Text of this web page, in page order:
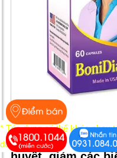
BoniDiabet+: Hỗ
* Tác dụng có thể khác nhau
dùng